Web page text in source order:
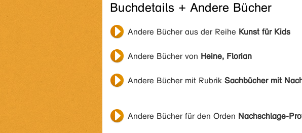
Buchdetails + Andere Bücher
Andere Bücher aus der Reihe Kunst für Kids
Andere Bücher von Heine, Florian
Andere Bücher mit Rubrik Sachbücher mit
Andere Bücher für den Orden Nachschlage-